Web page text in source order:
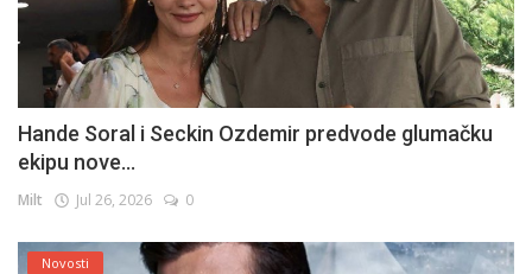
Hande Soral i Seckin Ozdemir predvode glumačku
ekipu nove...
Milt Jul 26, 2026 0
Novosti